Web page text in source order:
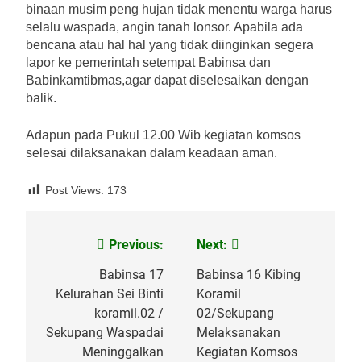
binaan musim peng hujan tidak menentu warga harus
selalu waspada, angin tanah lonsor. Apabila ada
bencana atau hal hal yang tidak diinginkan segera
lapor ke pemerintah setempat Babinsa dan
Babinkamtibmas,agar dapat diselesaikan dengan
balik.
Adapun pada Pukul 12.00 Wib kegiatan komsos
selesai dilaksanakan dalam keadaan aman.
Post Views: 173
NavigasiPrevious:
Babinsa 17
Kelurahan Sei Binti
koramil.02 /
Sekupang Waspadai
Meninggalkan
Next:
Babinsa 16 Kibing
Koramil
02/Sekupang
Melaksanakan
Kegiatan Komsos